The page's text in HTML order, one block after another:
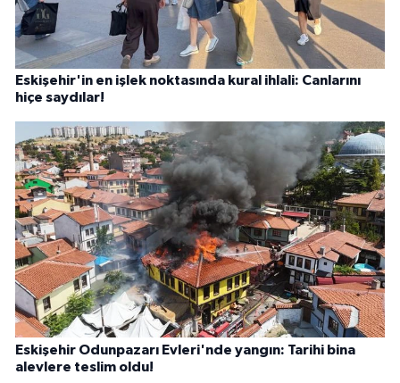
Eskişehir'in en işlek noktasında kural ihlali: Canlarını
hiçe saydılar!
Eskişehir Odunpazarı Evleri'nde yangın: Tarihi bina
alevlere teslim oldu!